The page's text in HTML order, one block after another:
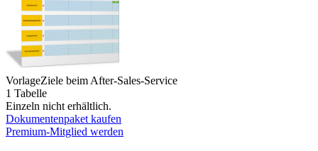
VorlageZiele beim After-Sales-Service
1 Tabelle
Einzeln nicht erhältlich.
Dokumentenpaket kaufen
Premium-Mitglied werden